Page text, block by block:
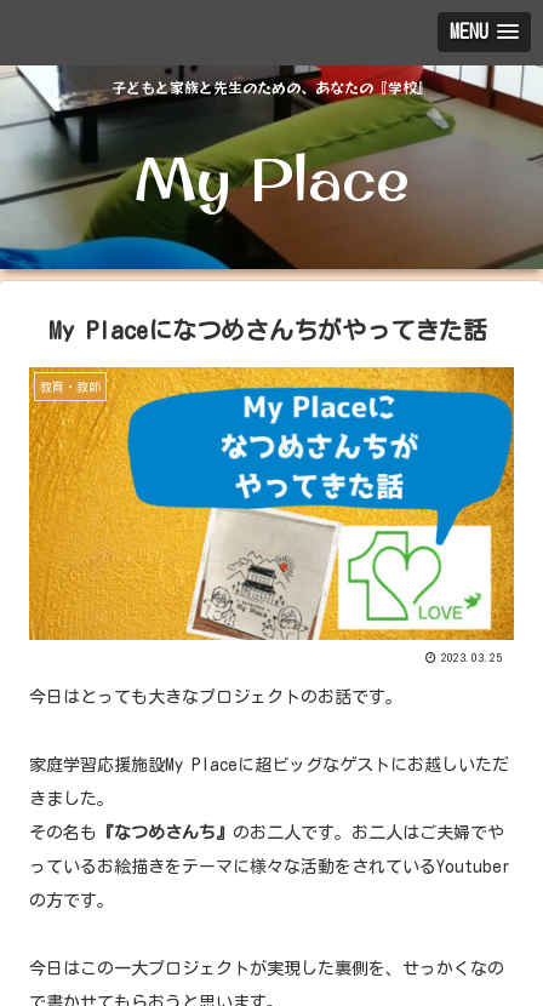
MENU
子どもと家族と先生のための、あなたの『学校』
My Place
My Placeになつめさんちがやってきた話
教育・教師
2023.03.25
今日はとっても大きなプロジェクトのお話です。
家庭学習応援施設My Placeに超ビッグなゲストにお越しいただ
きました。
その名も 『なつめさんち』 のお二人です。お二人はご夫婦でや
っているお絵描きをテーマに様々な活動をされているYoutuber
の方です。
今日はこの一大プロジェクトが実現した裏側を、せっかくなの